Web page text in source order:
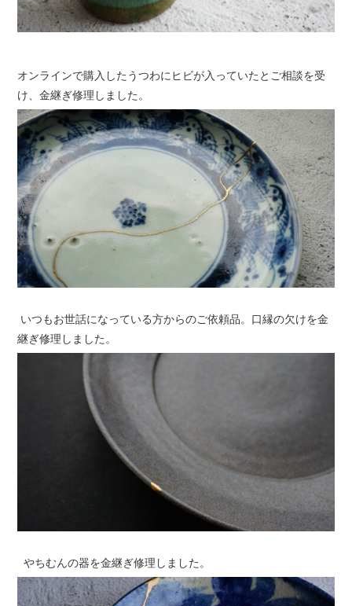
オンラインで購入したうつわにヒビが入っていたとご相談を受
け、金継ぎ修理しました。
いつもお世話になっている方からのご依頼品。口縁の欠けを金
継ぎ修理しました。
やちむんの器を金継ぎ修理しました。